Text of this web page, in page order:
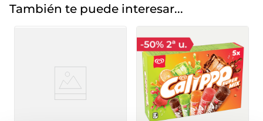
También te puede interesar...